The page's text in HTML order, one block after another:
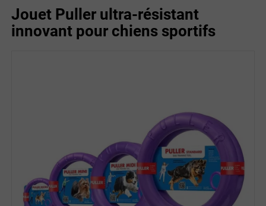
Jouet Puller ultra-résistant
innovant pour chiens sportifs
Zoomer sur l'image